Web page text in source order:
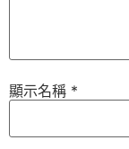
顯示名稱 *